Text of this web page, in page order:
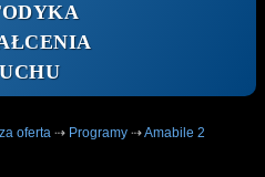
oferta ⇢ Programy ⇢Amabile 2